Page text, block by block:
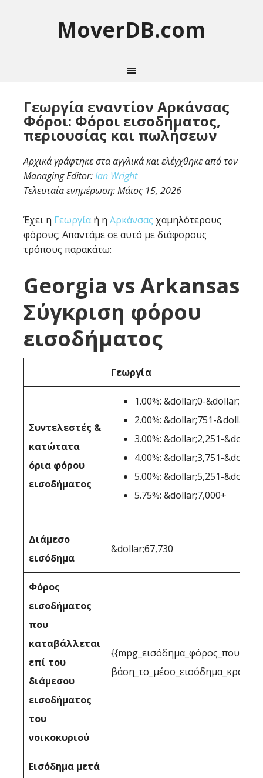
MoverDB.com
Γεωργία εναντίον Αρκάνσας
Φόροι: Φόροι εισοδήματος,
περιουσίας και πωλήσεων
Αρχικά γράφτηκε στα αγγλικά και ελέγχθηκε από τον
Managing Editor:Ian Wright
Τελευταία ενημέρωση:Μάιος 15, 2026
Έχει η Γεωργίαή η Αρκάνσας χαμηλότερους
φόρους; Απαντάμε σε αυτό με διάφορους
τρόπους παρακάτω:
Georgia vs Arkansas
Σύγκριση φόρου
εισοδήματος
Γεωργία
Συντελεστές &
κατώτατα
όρια φόρου
εισοδήματος
1.00%: &dollar;0-&dollar;750
2.00%: &dollar;751-
3.00%: &dollar;2,251-
4.00%: &dollar;3,751-
5.00%: &dollar;5,251-
5.75%: &dollar;7,000+
Διάμεσο
εισόδημα
&dollar;67,730
Φόρος
εισοδήματος
που
καταβάλλεται
επί του
διάμεσου
εισοδήματος
του
νοικοκυριού
Εισόδημα μετά